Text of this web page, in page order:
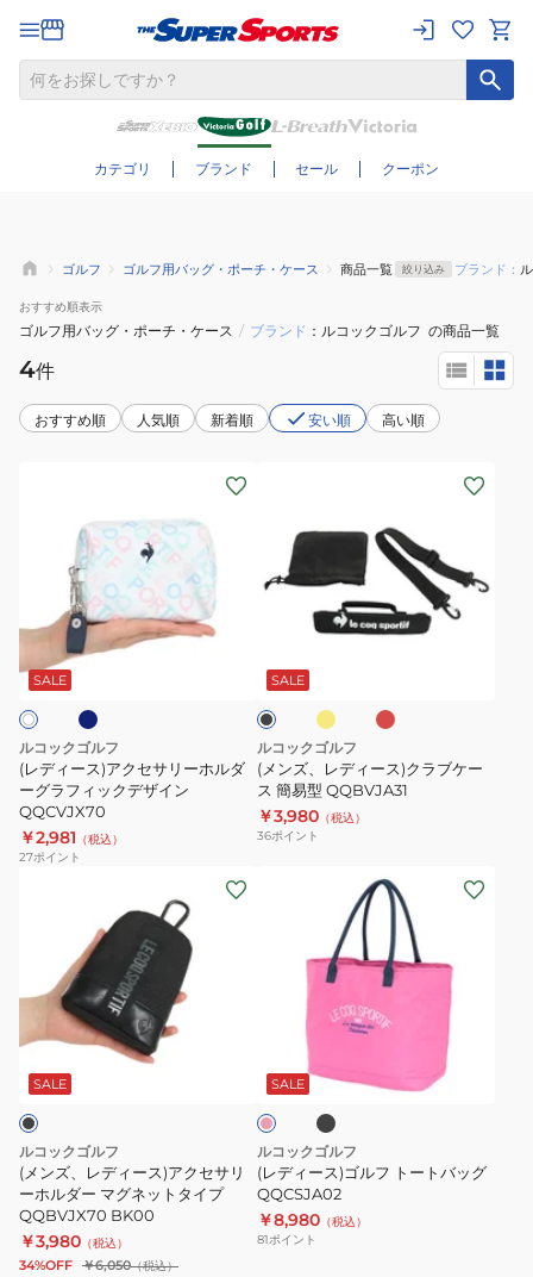
カテゴリ ブランド セール クーポン
さらに絞り込む
ゴルフ ゴルフ用バッグ・ポーチ・ケース 商品一覧 絞り込み ブランド：
おすすめ順表示
ゴルフ用バッグ・ポーチ・ケース / ブランド ルコックゴルフ の商品一覧
4件
おすすめ順 人気順 新着順 安い順 高い順
セ
サ
リ
ー
ホ
ル
ダ
ィ
ク
デ
イ
ン
QQCVJX70
SALE
ルコックゴルフ
(レディース)アクセサリーホルダ
ーグラフィックデザイン
QQCVJX70
￥2,981 （税込）
27ポイント
デ
ス)
ク
ラ
ブ
ケ
ー
QQBVJA31
SALE
ブ
ド
ルコックゴルフ
(メンズ、レディース)クラブケー
ス 簡易型 QQBVJA31
￥3,980 （税込）
36ポイント
デ
ー
ス)
ア
ク
セ
サ
リ
ー
SALE
ルコックゴルフ
(メンズ、レディース)アクセサリ
ーホルダー マグネットタイプ
QQBVJX70 BK00
￥3,980 （税込）
34%OFF ￥6,050（税込）
フ
ト
ー
ト
バ
ッ
グ
SALE
ピ
ン
ルコックゴルフ
(レディース)ゴルフ トートバッグ
QQCSJA02
￥8,980 （税込）
81ポイント